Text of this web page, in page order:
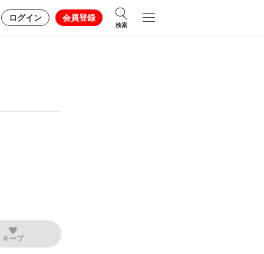
ログイン 会員登録
検索
キープ